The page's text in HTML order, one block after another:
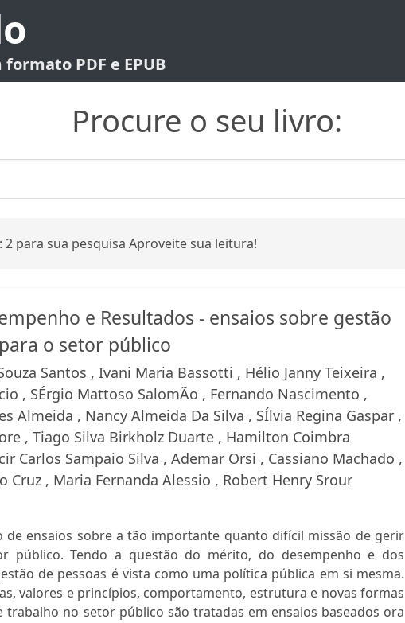
PDF e EPUB
Procure o seu livro:
para sua pesquisa Aproveite sua leitura!
e Resultados - ensaios sobre gestão
o setor público
Santos , Ivani Maria Bassotti , Hélio Janny Teixeira ,
, SÉrgio Mattoso SalomÃo , Fernando Nascimento ,
Almeida , Nancy Almeida Da Silva , SÍlvia Regina Gaspar ,
, Tiago Silva Birkholz Duarte , Hamilton Coimbra
Carlos Sampaio Silva , Ademar Orsi , Cassiano Machado ,
Cruz , Maria Fernanda Alessio , Robert Henry Srour
de ensaios sobre a tão importante quanto difícil missão de gerir
público. Tendo a questão do mérito, do desempenho e dos
de pessoas é vista como uma política pública em si mesma.
valores e princípios, comportamento, estrutura e novas formas
trabalho no setor público são tratadas em ensaios baseados ora